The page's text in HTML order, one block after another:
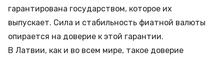
гарантирована государством, которое их
выпускает. Сила и стабильность фиатной валюты
опирается на доверие к этой гарантии.
В Латвии, как и во всем мире, такое доверие